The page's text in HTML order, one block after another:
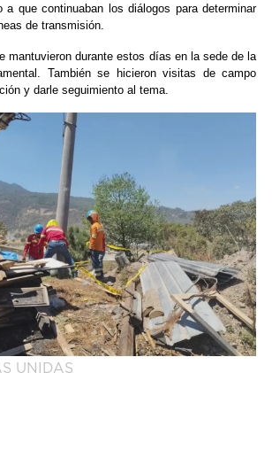
a que continuaban los diálogos para determinar
de transmisión.
mantuvieron durante estos días en la sede de la
También se hicieron visitas de campo
y darle seguimiento al tema.
UNIDAS